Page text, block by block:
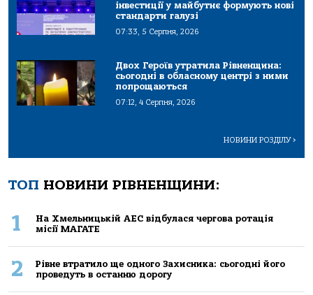
інвестиції у майбутнє формують нові
стандарти галузі
07:33, 5 Серпня, 2026
Двох Героїв утратила Рівненщина:
сьогодні в обласному центрі з ними
попрощаються
07:12, 4 Серпня, 2026
НОВИНИ РОЗДІЛУ>
ТОП НОВИНИ РІВНЕНЩИНИ:
1
На Хмельницькій АЕС відбулася чергова ротація
місії МАГАТЕ
2
Рівне втратило ще одного Захисника: сьогодні його
проведуть в останню дорогу